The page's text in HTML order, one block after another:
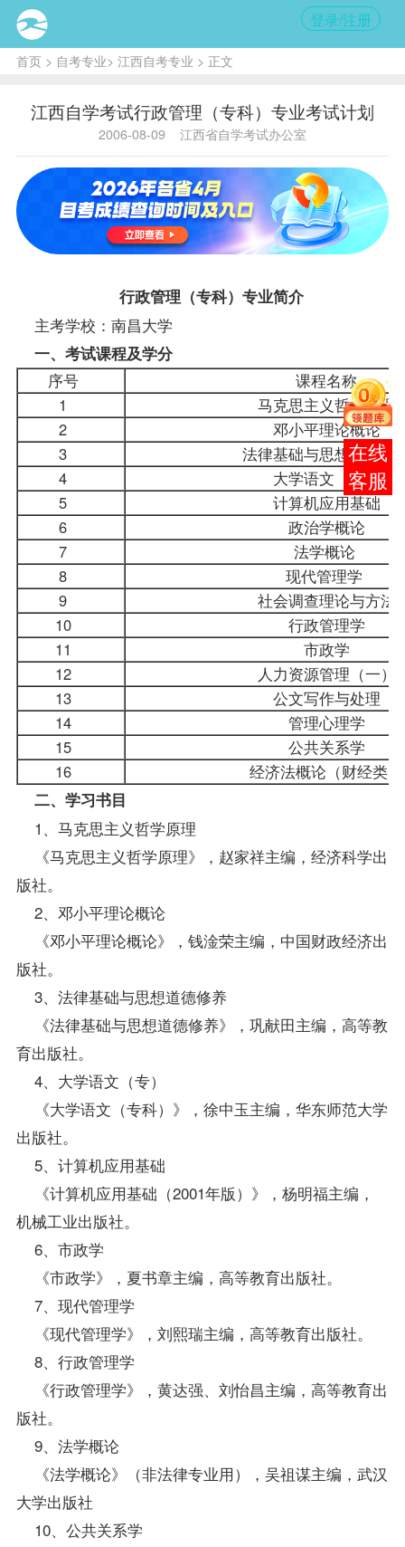
登录/注册
首页> 自考专业> 江西自考专业 > 正文
江西自学考试行政管理（专科）专业考试计划
2006-08-09 江西省自学考试办公室
行政管理（专科） 专业简介
主考学校：南昌大学
一、考试课程及学分
序号
课程名称
1
马克思主义哲学原
2
邓小平理论概论
3
法律基础与思想道德
4
大学语文 （专）
5
计算机应用基础
6
政治学概论
7
法学概论
8
现代管理学
9
社会调查理论与方
10
行政管理学
11
市政学
12
人力资源管理（一）
13
公文写作与处理
14
管理心理学
15
公共关系学
16
经济法概论（财经类）
二、学习书目
1、马克思主义哲学原理
《马克思主义哲学原理》，赵家祥主编，经济科学出
版社。
2、邓小平理论概论
《邓小平理论概论》，钱淦荣主编，中国财政经济出
版社。
3、法律基础与思想道德修养
《法律基础与思想道德修养》，巩献田主编，高等教
育出版社。
4、大学语文（专）
《大学语文（专科）》，徐中玉主编，华东师范大学
出版社。
5、计算机应用基础
《计算机应用基础（2001年版）》，杨明福主编，
机械工业出版社。
6、市政学
《市政学》，夏书章主编，高等教育出版社。
7、现代管理学
《现代管理学》，刘熙瑞主编，高等教育出版社。
8、行政管理学
《行政管理学》，黄达强、刘怡昌主编，高等教育出
版社。
9、法学概论
《法学概论》（非法律专业用），吴祖谋主编，武汉
大学出版社
10、 公共关系学
报考
咨询